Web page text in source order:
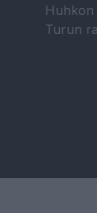
Huhkon
Turun